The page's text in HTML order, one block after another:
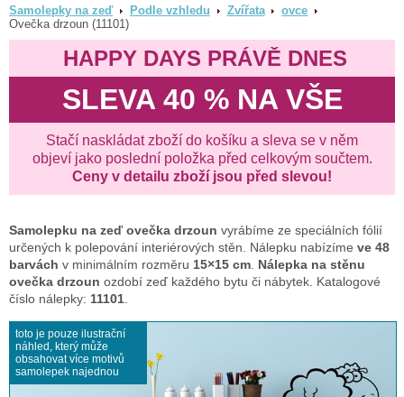
Samolepky na zeď Podle vzhledu Zvířata
ovce
Ovečka drzoun (11101)
HAPPY DAYS PRÁVĚ DNES
SLEVA 40 % NA VŠE
Stačí naskládat zboží do košíku a sleva se v něm
objeví jako poslední položka před celkovým součtem.
Ceny v detailu zboží jsou před slevou!
Samolepku na zeď ovečka drzoun vyrábíme ze speciálních fólií
určených k polepování interiérových stěn. Nálepku nabízíme ve 48
barvách v minimálním rozměru 15×15 cm Nálepka na stěnu
ovečka drzoun ozdobí zeď každého bytu či nábytek. Katalogové
číslo nálepky: 11101
toto je pouze ilustrační
náhled, který může
obsahovat více motivů
samolepek najednou